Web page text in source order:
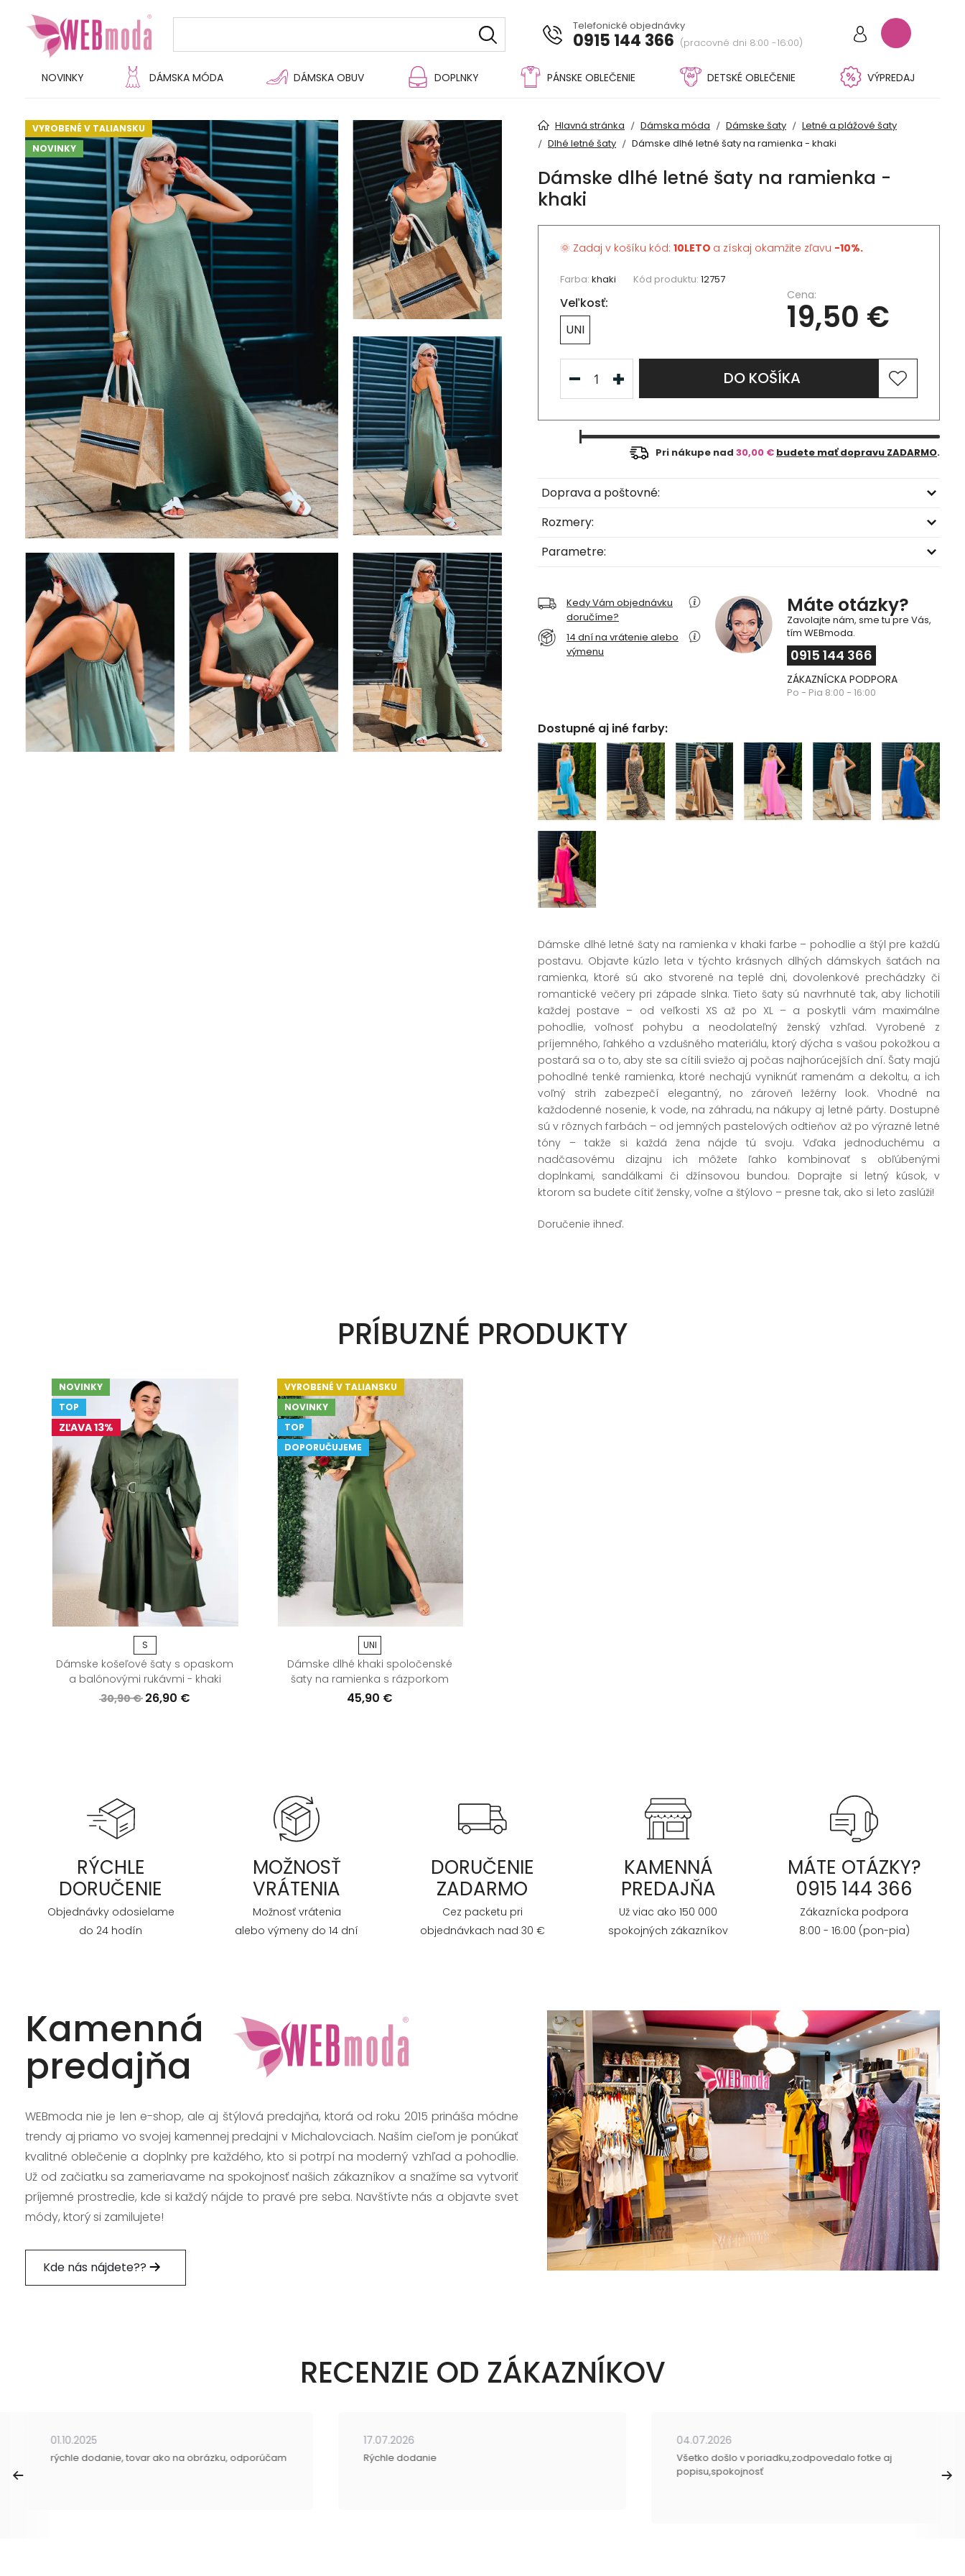
Telefonické objednávky
0915 144 366 (pracovné dni 8:00 -16:00)
NOVINKY DÁMSKA MÓDA DÁMSKA OBUV DOPLNKY PÁNSKE OBLEČENIE DETSKÉ OBLEČENIE VÝPREDAJ
VYROBENÉ V TALIANSKU
NOVINKY
Hlavná stránka Dámska móda Dámske šaty
Letné a plážové šaty
Dlhé letné šaty
Dámske dlhé letné šaty na ramienka - khaki
Dámske dlhé letné šaty na ramienka -
khaki
🌞 Zadaj v košíku kód: 10LETO a získaj okamžite zľavu -10%.
Farba: khaki Kód produktu: 12757
Veľkosť:
UNI
Cena:
19,50 €
DO KOŠÍKA
Pri nákupe nad 30,00 € budete mať dopravu ZADARMO.
Doprava a poštovné:
Rozmery:
Parametre:
Kedy Vám objednávku
doručíme?
14 dní na vrátenie alebo
výmenu
Máte otázky?
Zavolajte nám, sme tu pre Vás,
tím WEBmoda.
0915 144 366
ZÁKAZNÍCKA PODPORA
Po - Pia 8:00 - 16:00
Dostupné aj iné farby:
Dámske dlhé letné šaty na ramienka v khaki farbe – pohodlie a štýl pre každú
postavu. Objavte kúzlo leta v týchto krásnych dlhých dámskych šatách na
ramienka, ktoré sú ako stvorené na teplé dni, dovolenkové prechádzky či
romantické večery pri západe slnka. Tieto šaty sú navrhnuté tak, aby lichotili
každej postave – od veľkosti XS až po XL – a poskytli vám maximálne
pohodlie, voľnosť pohybu a neodolateľný ženský vzhľad. Vyrobené z
príjemného, ľahkého a vzdušného materiálu, ktorý dýcha s vašou pokožkou a
postará sa o to, aby ste sa cítili sviežo aj počas najhorúcejších dní. Šaty majú
pohodlné tenké ramienka, ktoré nechajú vyniknúť ramenám a dekoltu, a ich
voľný strih zabezpečí elegantný, no zároveň ležérny look. Vhodné na
každodenné nosenie, k vode, na záhradu, na nákupy aj letné párty. Dostupné
sú v rôznych farbách – od jemných pastelových odtieňov až po výrazné letné
tóny – takže si každá žena nájde tú svoju. Vďaka jednoduchému a
nadčasovému dizajnu ich môžete ľahko kombinovať s obľúbenými
doplnkami, sandálkami či džínsovou bundou. Doprajte si letný kúsok, v
ktorom sa budete cítiť žensky, voľne a štýlovo – presne tak, ako si leto zaslúži!
Doručenie ihneď.
PRÍBUZNÉ PRODUKTY
NOVINKY
TOP
ZĽAVA 13%
S
Dámske košeľové šaty s opaskom
a balónovými rukávmi - khaki
30,90 € 26,90 €
VYROBENÉ V TALIANSKU
NOVINKY
TOP
DOPORUČUJEME
UNI
Dámske dlhé khaki spoločenské
šaty na ramienka s rázporkom
45,90 €
RÝCHLE
DORUČENIE
Objednávky odosielame
do 24 hodín
MOŽNOSŤ
VRÁTENIA
Možnosť vrátenia
alebo výmeny do 14 dní
DORUČENIE
ZADARMO
Cez packetu pri
objednávkach nad 30 €
KAMENNÁ
PREDAJŇA
Už viac ako 150 000
spokojných zákazníkov
MÁTE OTÁZKY?
0915 144 366
Zákaznícka podpora
8:00 - 16:00 (pon-pia)
Kamenná
predajňa
WEBmoda nie je len e-shop, ale aj štýlová predajňa, ktorá od roku 2015 prináša módne
trendy aj priamo vo svojej kamennej predajni v Michalovciach. Naším cieľom je ponúkať
kvalitné oblečenie a doplnky pre každého, kto si potrpí na moderný vzhľad a pohodlie.
Už od začiatku sa zameriavame na spokojnosť našich zákazníkov a snažíme sa vytvoriť
príjemné prostredie, kde si každý nájde to pravé pre seba. Navštívte nás a objavte svet
módy, ktorý si zamilujete!
Kde nás nájdete??
RECENZIE OD ZÁKAZNÍKOV
01.10.2025
rýchle dodanie, tovar ako na obrázku, odporúčam
17.07.2026
Rýchle dodanie
04.07.2026
Všetko došlo v poriadku,zodpovedalo fotke aj
popisu,spokojnosť